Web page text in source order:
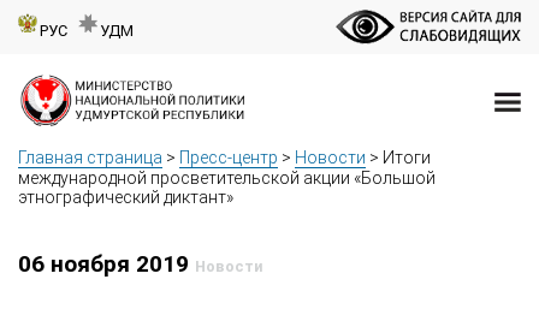
РУС УДМ
Главная страница > Пресс-центр > Новости > Итоги
международной просветительской акции «Большой
этнографический диктант»
06 ноября 2019 Новости